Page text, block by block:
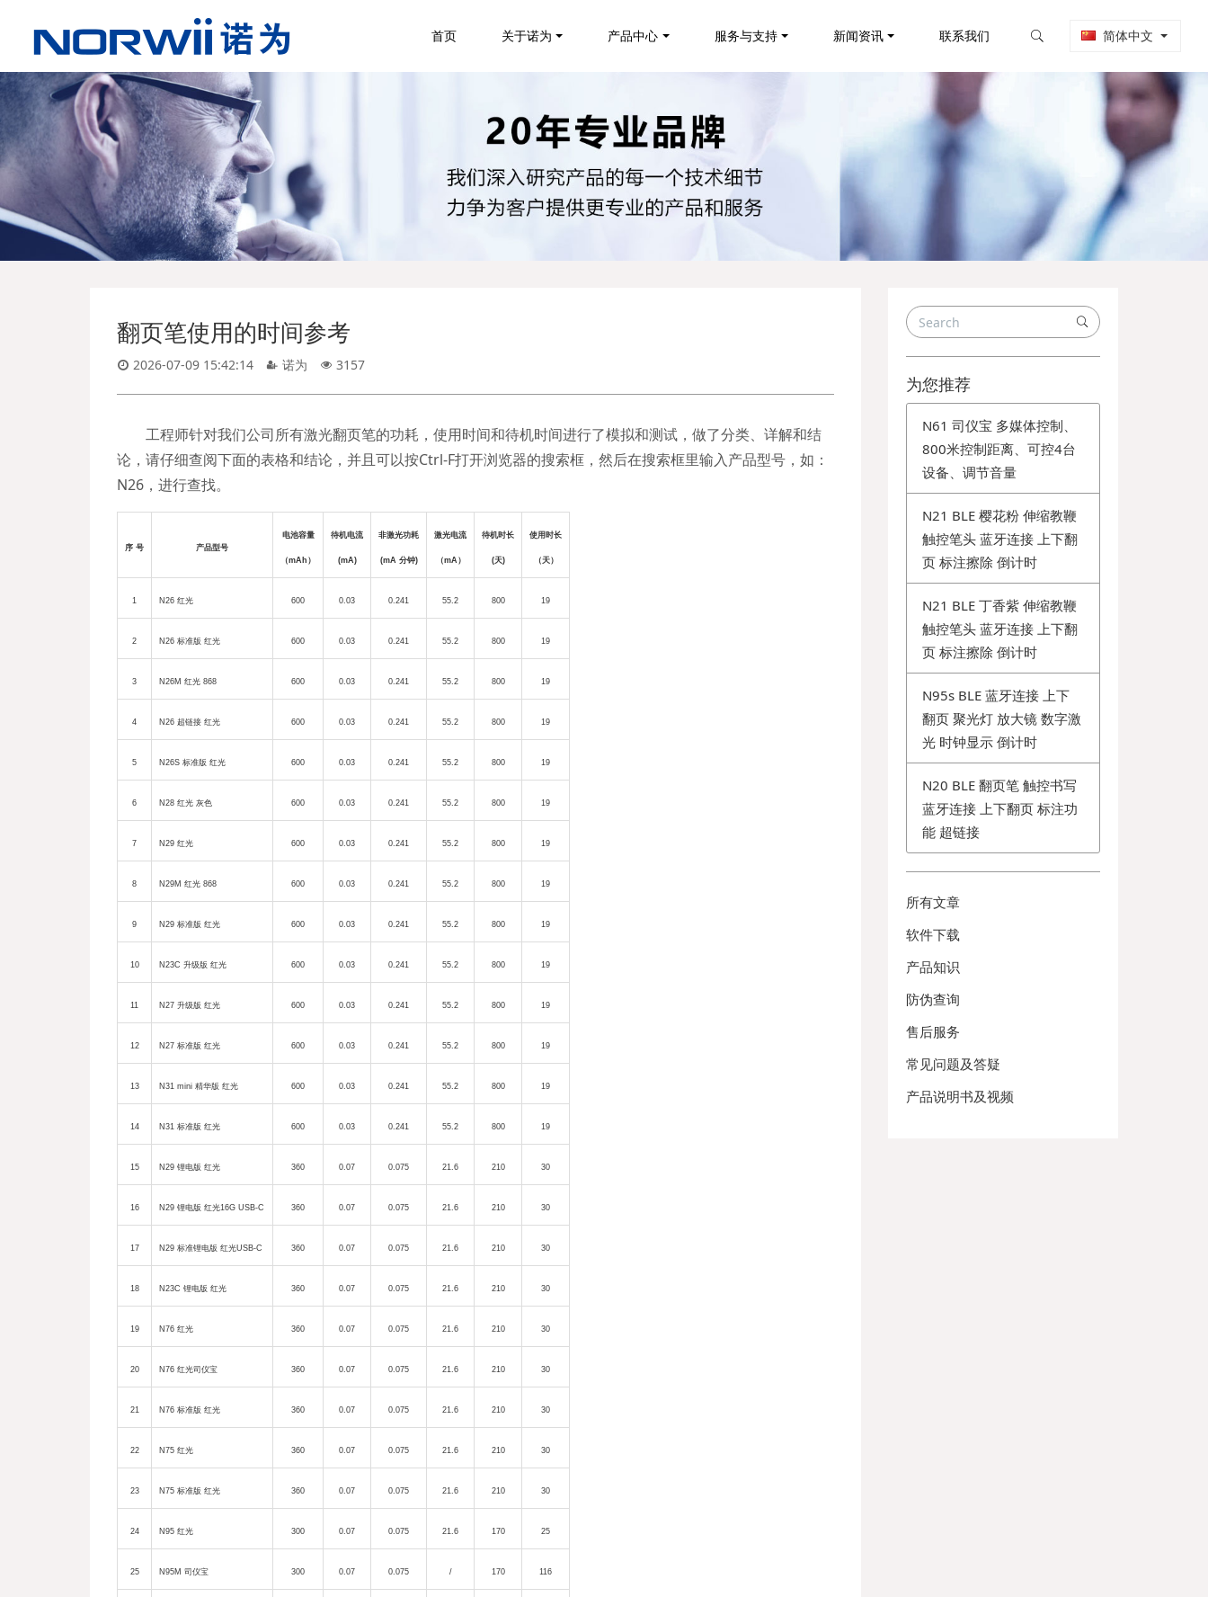
简体中文
首页 关于诺为 产品中心 服务与支持 新闻资讯 联系我们
翻页笔使用的时间参考
2026-07-09 15:42:14 诺为 3157
工程师针对我们公司所有激光翻页笔的功耗，使用时间和待机时间进行了模拟和测试，做了分类、详解和结
论，请仔细查阅下面的表格和结论 ， 并且可以按Ctrl-F打开浏览器的搜索框，然后在搜索框里输入产品型号，如：
N26，进行查找。
序 号 产品型号
电池容量
（mAh ）
待机电流
(mA)
非激光功耗
(mA 分钟)
激光电流
（mA ）
待机时长
(天)
使用时长
（天）
1 N26红光 600 0.03 0.241 55.2 800 19
2 N26标准版 红光 600 0.03 0.241 55.2 800 19
3 N26M红光 868 600 0.03 0.241 55.2 800 19
4 N26超链接 红光 600 0.03 0.241 55.2 800 19
5 N26S标准版 红光 600 0.03 0.241 55.2 800 19
6 N28红光 灰色 600 0.03 0.241 55.2 800 19
7 N29红光 600 0.03 0.241 55.2 800 19
8 N29M红光 868 600 0.03 0.241 55.2 800 19
9 N29标准版 红光 600 0.03 0.241 55.2 800 19
10 N23C升级版 红光 600 0.03 0.241 55.2 800 19
11 N27升级版 红光 600 0.03 0.241 55.2 800 19
12 N27标准版 红光 600 0.03 0.241 55.2 800 19
13 N31 mini精华版 红光 600 0.03 0.241 55.2 800 19
14 N31标准版 红光 600 0.03 0.241 55.2 800 19
15 N29锂电版 红光 360 0.07 0.075 21.6 210 30
16 N29锂电版 红光16G USB-C 360 0.07 0.075 21.6 210 30
17 N29标准锂电版 红光USB-C 360 0.07 0.075 21.6 210 30
18 N23C锂电版 红光 360 0.07 0.075 21.6 210 30
19 N76红光 360 0.07 0.075 21.6 210 30
20 N76红光司仪宝 360 0.07 0.075 21.6 210 30
21 N76标准版 红光 360 0.07 0.075 21.6 210 30
22 N75红光 360 0.07 0.075 21.6 210 30
23 N75标准版 红光 360 0.07 0.075 21.6 210 30
24 N95红光 300 0.07 0.075 21.6 170 25
25 N95M司仪宝 300 0.07 0.075 / 170 116
为您推荐
N61 司仪宝 多媒体控制、
800米控制距离、可控4台
设备、调节音量
N21 BLE 樱花粉 伸缩教鞭
触控笔头 蓝牙连接 上下翻
页 标注擦除 倒计时
N21 BLE 丁香紫 伸缩教鞭
触控笔头 蓝牙连接 上下翻
页 标注擦除 倒计时
N95s BLE 蓝牙连接 上下
翻页 聚光灯 放大镜 数字激
光 时钟显示 倒计时
N20 BLE 翻页笔 触控书写
蓝牙连接 上下翻页 标注功
能 超链接
所有文章
软件下载
产品知识
防伪查询
售后服务
常见问题及答疑
产品说明书及视频